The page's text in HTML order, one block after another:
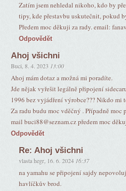
Zatím jsem nehledal nikoho, kdo by
tipy, kde přestavbu uskutečnit, pokud
Předem moc děkuji za rady. email:
Odpovědět
Ahoj všichni
Buci ,8. 4. 2023 13:00
Ahoj mám dotaz a možná mi poradíte.
Jde nějak vyřešit legálně připojení
1996 bez vyjádření výrobce??? Nikdo mi
Za radu budu moc vděčný . Případně
mail buci88@seznam.cz předem moc
Odpovědět
Re: Ahoj všichni
vlasta hegr 16. 6. 2024 16:37
na yamahu se připojení sajdy
havlíčkův brod.